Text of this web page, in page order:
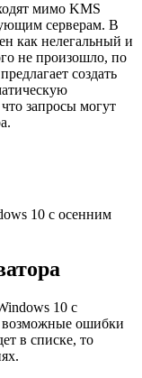
мимо KMS
серверам. В
как нелегальный и
не произошло, по
создать
запросы могут
10 с осенним
10 с
возможные ошибки
в списке, то